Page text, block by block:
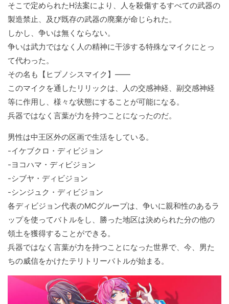
そこで定められたH法案により、人を殺傷するすべての武器の
製造禁止、及び既存の武器の廃棄が命じられた。
しかし、争いは無くならない。
争いは武力ではなく人の精神に干渉する特殊なマイクにとっ
て代わった。
その名も【ヒプノシスマイク】――
このマイクを通したリリックは、人の交感神経、副交感神経
等に作用し、様々な状態にすることが可能になる。
兵器ではなく言葉が力を持つことになったのだ。
男性は中王区外の区画で生活をしている。
-イケブクロ・ディビジョン
-ヨコハマ・ディビジョン
-シブヤ・ディビジョン
-シンジュク・ディビジョン
各ディビジョン代表のMCグループは、争いに親和性のあるラ
ップを使ってバトルをし、勝った地区は決められた分の他の
領土を獲得することができる。
兵器ではなく言葉が力を持つことになった世界で、今、男た
ちの威信をかけたテリトリーバトルが始まる。